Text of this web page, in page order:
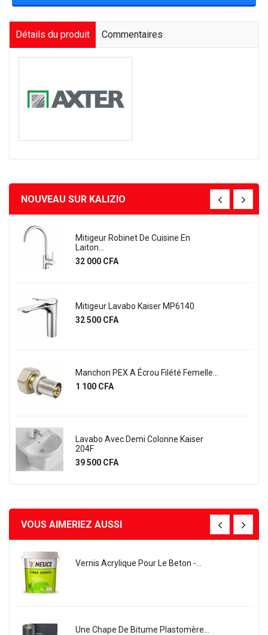
Détails du produit Commentaires
NOUVEAU SUR KALIZIO
Mitigeur Robinet De Cuisine En
Laiton...
Prix
32 000 CFA
Mitigeur Lavabo Kaiser MP6140
Prix
32 500 CFA
Manchon PEX A Écrou Filété Femelle...
Prix
1 100 CFA
Lavabo Avec Demi Colonne Kaiser
204F
Prix
39 500 CFA
VOUS AIMERIEZ AUSSI
Vernis Acrylique Pour Le Beton -...
Une Chape De Bitume Plastomère...